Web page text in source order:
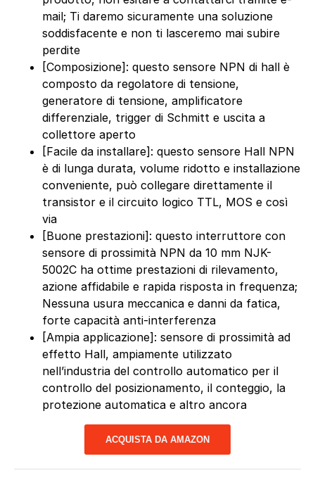
mail; Ti daremo sicuramente una soluzione
soddisfacente e non ti lasceremo mai subire
perdite
[Composizione]: questo sensore NPN di hall è
composto da regolatore di tensione,
generatore di tensione, amplificatore
differenziale, trigger di Schmitt e uscita a
collettore aperto
[Facile da installare]: questo sensore Hall NPN
è di lunga durata, volume ridotto e installazione
conveniente, può collegare direttamente il
transistor e il circuito logico TTL, MOS e così
via
[Buone prestazioni]: questo interruttore con
sensore di prossimità NPN da 10 mm NJK-
5002C ha ottime prestazioni di rilevamento,
azione affidabile e rapida risposta in frequenza;
Nessuna usura meccanica e danni da fatica,
forte capacità anti-interferenza
[Ampia applicazione]: sensore di prossimità ad
effetto Hall, ampiamente utilizzato
nell’industria del controllo automatico per il
controllo del posizionamento, il conteggio, la
protezione automatica e altro ancora
ACQUISTA DA AMAZON